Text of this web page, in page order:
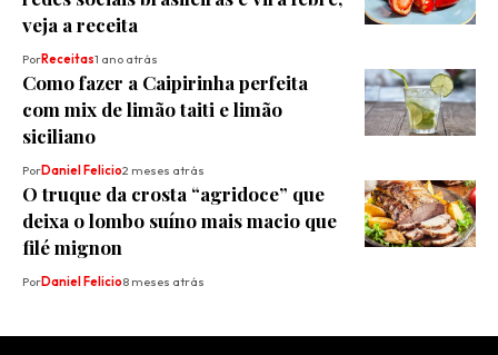
veja a receita
PorReceitas1 ano atrás
Como fazer a Caipirinha perfeita
com mix de limão taiti e limão
siciliano
PorDaniel Felicio2 meses atrás
O truque da crosta “agridoce” que
deixa o lombo suíno mais macio que
filé mignon
PorDaniel Felicio8 meses atrás